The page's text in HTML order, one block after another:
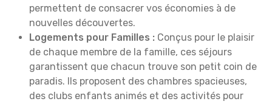
permettent de consacrer vos économies à de
nouvelles découvertes.
Logements pour Familles : Conçus pour le plaisir
de chaque membre de la famille, ces séjours
garantissent que chacun trouve son petit coin de
paradis. Ils proposent des chambres spacieuses,
des clubs enfants animés et des activités pour